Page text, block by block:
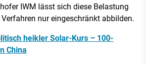
IWM lässt sich diese Belastung
nur eingeschränkt abbilden.
heikler Solar-Kurs – 100-
China